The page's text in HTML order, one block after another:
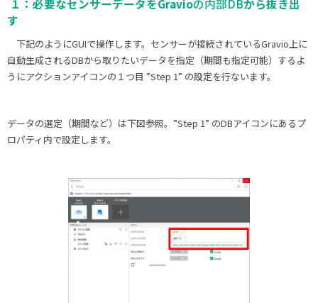
１：必要なセンサーデータをGravioの内部DBから抜き出
す
下記のようにGUIで操作します。センサーが接続されているGravio上に
自動生成されるDBから取りたいデータを指定（期間も指定可能）するよ
うにアクションアイコンの１つ目 ”Step 1” の設定を行ないます。
データの選定（期間など）は下図参照。”Step 1” のDBアイコンにあるプ
ロパティ内で設定します。